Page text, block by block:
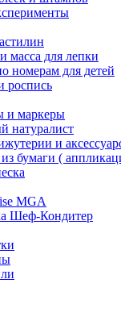
масса для лепки
номерам для детей
роспись
и маркеры
натуралист
и
из бумаги (
MGA
Шеф-Кондитер